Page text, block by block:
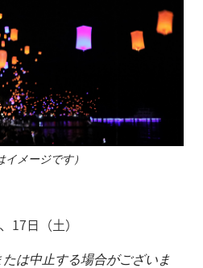
イメージです）
、17日（土）
は中止する場合がございま